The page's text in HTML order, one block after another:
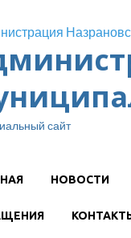
сайт
НОВОСТИ